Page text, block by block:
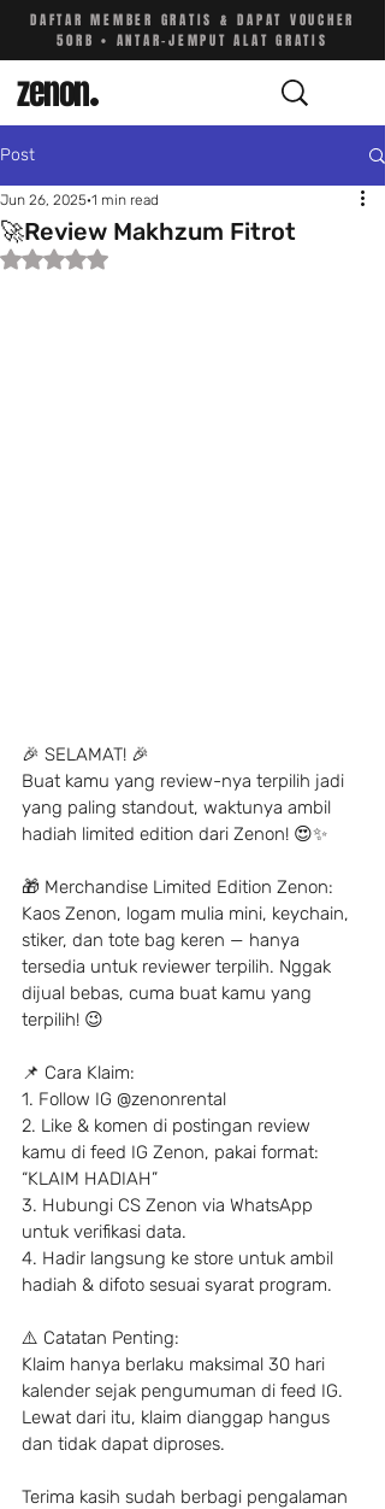
DAFTAR MEMBER GRATIS & DAPAT VOUCHER
50RB • ANTAR-JEMPUT ALAT GRATIS
zenon.
Post
🚀Review Makhzum Fitrot
Jun 26, 2025 1 min read
Rated NaN out of 5 stars.
🎉 SELAMAT! 🎉
Buat kamu yang review-nya terpilih jadi
yang paling standout, waktunya ambil
hadiah limited edition dari Zenon! 😍✨
🎁 Merchandise Limited Edition Zenon:
Kaos Zenon, logam mulia mini, keychain,
stiker, dan tote bag keren — hanya
tersedia untuk reviewer terpilih. Nggak
dijual bebas, cuma buat kamu yang
terpilih! 😉
📌 Cara Klaim:
1. Follow IG @zenonrental
2. Like & komen di postingan review
kamu di feed IG Zenon, pakai format:
“KLAIM HADIAH”
3. Hubungi CS Zenon via WhatsApp
untuk verifikasi data.
4. Hadir langsung ke store untuk ambil
hadiah & difoto sesuai syarat program.
⚠️ Catatan Penting:
Klaim hanya berlaku maksimal 30 hari
kalender sejak pengumuman di feed IG.
Lewat dari itu, klaim dianggap hangus
dan tidak dapat diproses.
Terima kasih sudah berbagi pengalaman